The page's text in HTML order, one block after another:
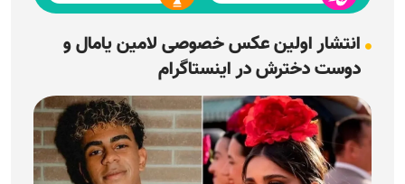
انتشار اولین عکس خصوصی لامین یامال و
دوست دخترش در اینستاگرام